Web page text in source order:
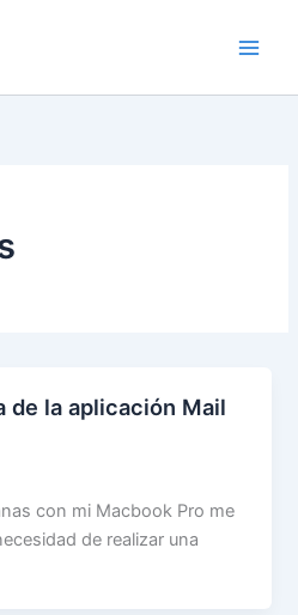
de la aplicación Mail
con mi Macbook Pro me
de realizar una